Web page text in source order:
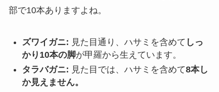
部で10本ありますよね。
ズワイガニ: 見た目通り、ハサミを含めて しっ
かり10本の脚が甲羅から生えています。
タラバガニ: 見た目では、ハサミを含めて8本し
か見えません。